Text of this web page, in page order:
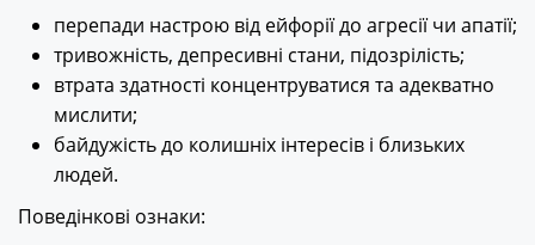
перепади настрою від ейфорії до агресії чи апатії;
тривожність, депресивні стани, підозрілість;
втрата здатності концентруватися та адекватно
мислити;
байдужість до колишніх інтересів і близьких
людей.
Поведінкові ознаки: